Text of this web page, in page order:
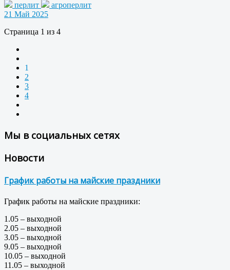
перлит
агроперлит
21 Май 2025
Страница 1 из 4
1
2
3
4
Мы в социальных сетях
Новости
График работы на майские праздники
График работы на майские праздники:
1.05 – выходной
2.05 – выходной
3.05 – выходной
9.05 – выходной
10.05 – выходной
11.05 – выходной